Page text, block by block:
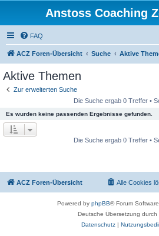
Anstoss Coaching
FAQ
ACZ Foren-Übersicht Suche Aktive
Aktive Themen
Zur erweiterten Suche
Die Suche ergab 0 Treffer •
Es wurden keine passenden Ergebnisse gefunden.
Die Suche ergab 0 Treffer •
ACZ Foren-Übersicht Alle Cookies
Powered by phpBB® Forum
Deutsche Übersetzung durch
Datenschutz|